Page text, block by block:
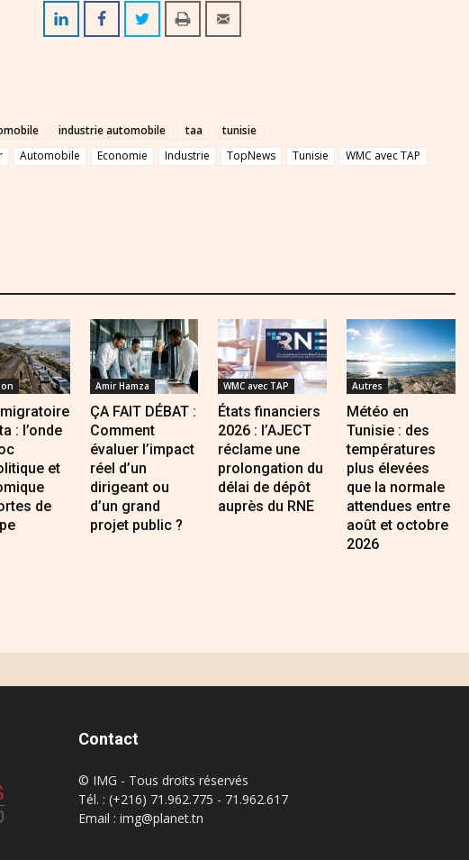
industrie automobile taa
tunisie
Automobile Economie Industrie TopNews Tunisie WMC avec TAP
: l’onde
et
de
Amir Hamza
ÇA FAIT DÉBAT :
Comment
évaluer l’impact
réel d’un
dirigeant ou
d’un grand
projet public ?
WMC avec TAP
États financiers
2026 : l’AJECT
réclame une
prolongation du
délai de dépôt
auprès du RNE
Autres
Météo en
Tunisie : des
températures
plus élevées
que la normale
attendues entre
août et octobre
2026
Contact
© IMG - Tous droits réservés
Tél. : (+216) 71.962.775 - 71.962.617
Email : img@planet.tn